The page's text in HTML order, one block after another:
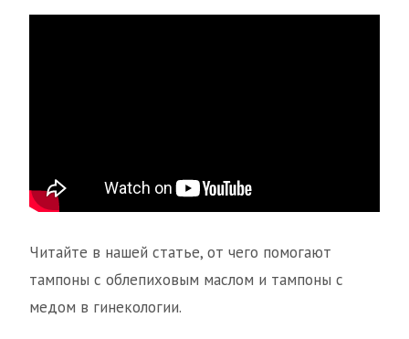
Читайте в нашей статье, от чего помогают
тампоны с облепиховым маслом и тампоны с
медом в гинекологии.